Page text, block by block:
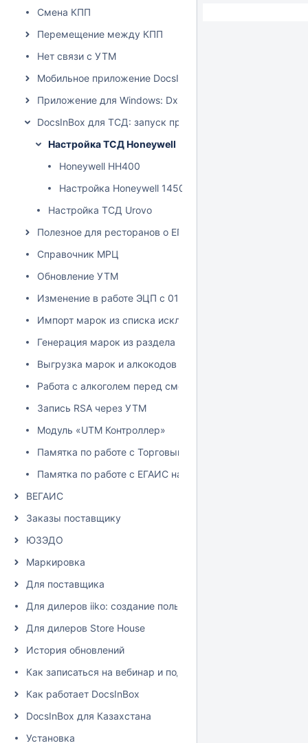
Смена КПП
Перемещение между КПП
Нет связи с УТМ
Мобильное приложение DocsInBox
Приложение для Windows: Dxbx.Desktop
DocsInBox для ТСД: запуск приложения на терминалах
Настройка ТСД Honeywell
Honeywell HH400
Настройка Honeywell 1450g
Настройка ТСД Urovo
Полезное для ресторанов о ЕГАИС
Справочник МРЦ
Обновление УТМ
Изменение в работе ЭЦП с 01.06.2024
Импорт марок из списка исключений
Генерация марок из раздела "остатки ЕГАИС"
Выгрузка марок и алкокодов из учетной системы
Работа с алкоголем перед сменой юридического лица
Запись RSA через УТМ
Модуль «UTM Контроллер»
Памятка по работе с Торговым залом
Памятка по работе с ЕГАИС накладными
ВЕГАИС
Заказы поставщику
ЮЗЭДО
Маркировка
Для поставщика
Для дилеров iiko: создание пользователя и настройка
Для дилеров Store House
История обновлений
Как записаться на вебинар и подписаться на рассылку
Как работает DocsInBox
DocsInBox для Казахстана
Установка